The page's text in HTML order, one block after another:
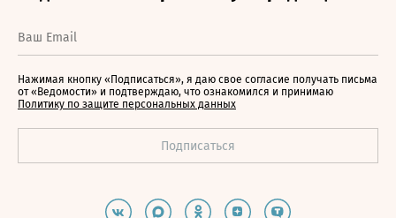
Нажимая кнопку «Подписаться», я даю свое согласие получать письма
от «Ведомости» и подтверждаю, что ознакомился и принимаю
Политику по защите персональных данных